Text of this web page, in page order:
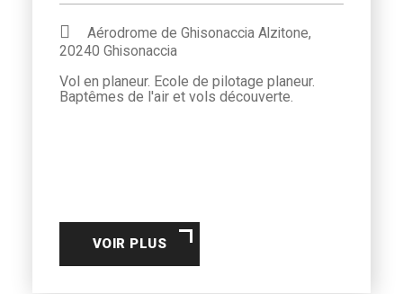
Aérodrome de Ghisonaccia Alzitone,
20240 Ghisonaccia
Vol en planeur. Ecole de pilotage planeur.
Baptêmes de l'air et vols découverte.
VOIR PLUS